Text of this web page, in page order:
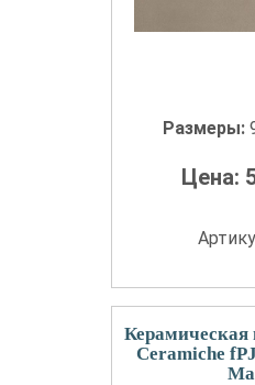
Размеры:
Цена:
Керамическая
Ceramiche